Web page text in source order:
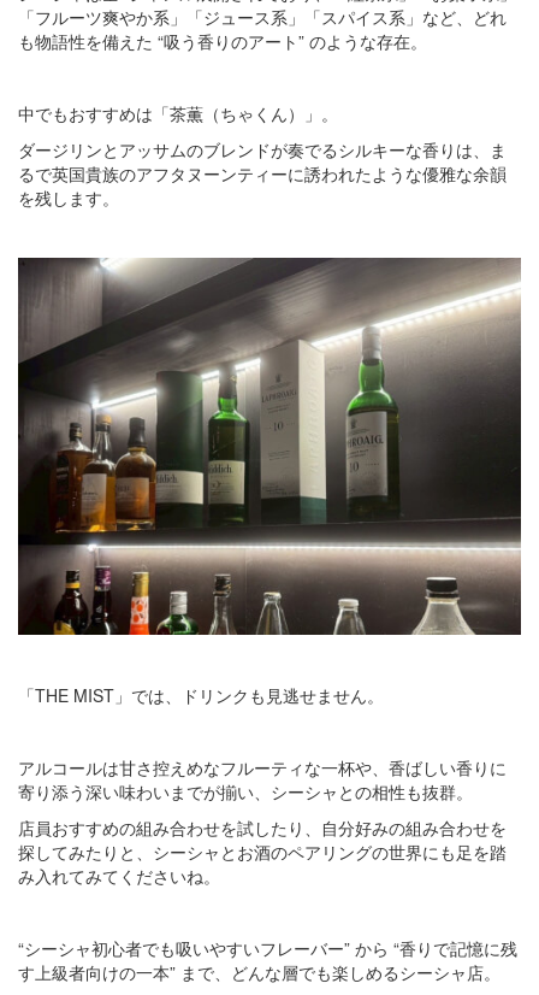
「フルーツ爽やか系」「ジュース系」「スパイス系」など、どれ
も物語性を備えた “吸う香りのアート” のような存在。
中でもおすすめは「茶薫（ちゃくん）」。
ダージリンとアッサムのブレンドが奏でるシルキーな香りは、ま
るで英国貴族のアフタヌーンティーに誘われたような優雅な余韻
を残します。
「THE MIST」では、ドリンクも見逃せません。
アルコールは甘さ控えめなフルーティな一杯や、香ばしい香りに
寄り添う深い味わいまでが揃い、シーシャとの相性も抜群。
店員おすすめの組み合わせを試したり、自分好みの組み合わせを
探してみたりと、シーシャとお酒のペアリングの世界にも足を踏
み入れてみてくださいね。
“シーシャ初心者でも吸いやすいフレーバー” から “香りで記憶に残
す上級者向けの一本” まで、どんな層でも楽しめるシーシャ店。